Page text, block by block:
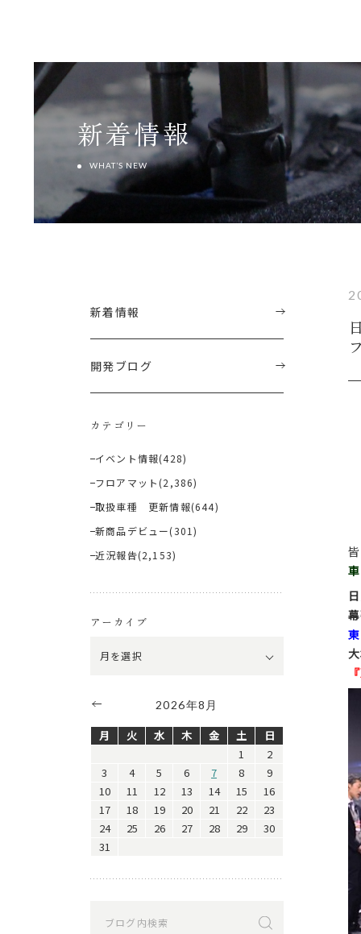
新着情報
WHAT’S NEW
新着情報
開発ブログ
カテゴリー
イベント情報(428)
フロアマット (2,386)
取扱車種 更新情報(644)
新商品デビュー(301)
近況報告(2,153)
アーカイブ
2026年8月
月 火 水 木 金 土
日
1
2
3
4 5 6 7 8
9
10
11 12 13 14 15
16
17
18 19 20 21 22
23
24
25 26 27 28 29
30
31